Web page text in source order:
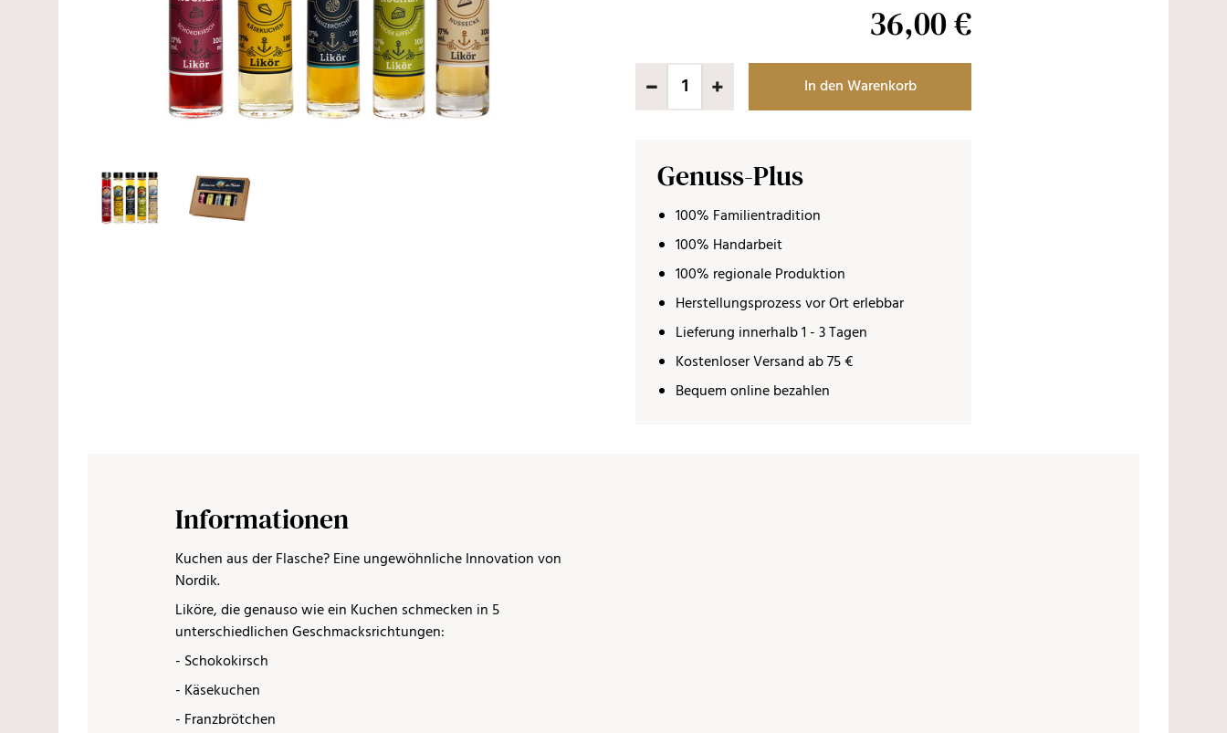
36,00 €
In den Warenkorb
Genuss-Plus
100% Familientradition
100% Handarbeit
100% regionale Produktion
Herstellungsprozess vor Ort erlebbar
Lieferung innerhalb 1 - 3 Tagen
Kostenloser Versand ab 75 €
Bequem online bezahlen
Informationen
Kuchen aus der Flasche? Eine ungewöhnliche Innovation von
Nordik.
Liköre, die genauso wie ein Kuchen schmecken in 5
unterschiedlichen Geschmacksrichtungen:
- Schokokirsch
- Käsekuchen
- Franzbrötchen